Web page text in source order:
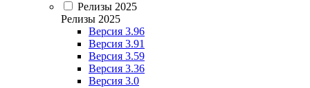
Релизы 2025
Релизы 2025
Версия 3.96
Версия 3.91
Версия 3.59
Версия 3.36
Версия 3.0